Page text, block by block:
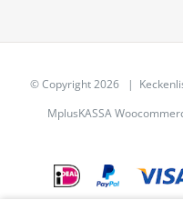
© Copyright2026 |
MplusKASSA